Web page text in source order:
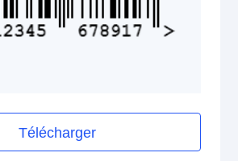
Télécharger